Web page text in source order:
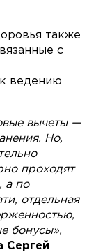
также
с
ведению
вычеты —
Но,
проходят
а по
отдельная
бонусы»,
Сергей